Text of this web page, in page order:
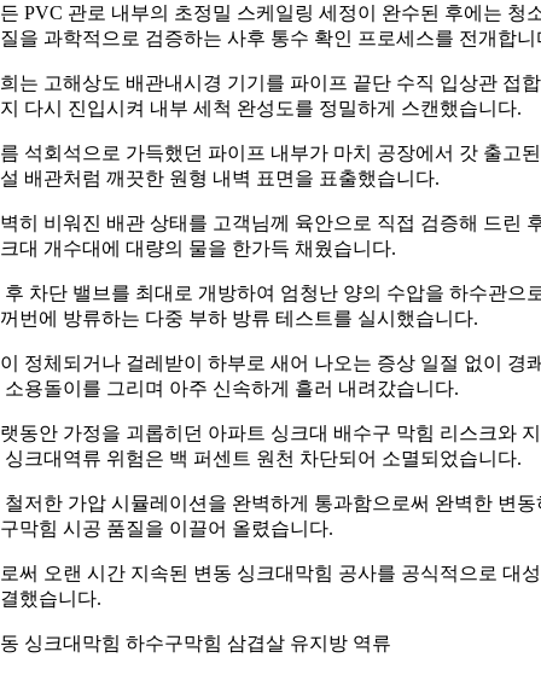
PVC 관로 내부의 초정밀 스케일링 세정이 완수된 후에는 청
을 과학적으로 검증하는 사후 통수 확인 프로세스를 전개합니
는 고해상도 배관내시경 기기를 파이프 끝단 수직 입상관 접
다시 진입시켜 내부 세척 완성도를 정밀하게 스캔했습니다.
석회석으로 가득했던 파이프 내부가 마치 공장에서 갓 출고된
배관처럼 깨끗한 원형 내벽 표면을 표출했습니다.
히 비워진 배관 상태를 고객님께 육안으로 직접 검증해 드린
대 개수대에 대량의 물을 한가득 채웠습니다.
후 차단 밸브를 최대로 개방하여 엄청난 양의 수압을 하수관으
번에 방류하는 다중 부하 방류 테스트를 실시했습니다.
정체되거나 걸레받이 하부로 새어 나오는 증상 일절 없이 경
소용돌이를 그리며 아주 신속하게 흘러 내려갔습니다.
동안 가정을 괴롭히던 아파트 싱크대 배수구 막힘 리스크와
싱크대역류 위험은 백 퍼센트 원천 차단되어 소멸되었습니다.
철저한 가압 시뮬레이션을 완벽하게 통과함으로써 완벽한 변동
막힘 시공 품질을 이끌어 올렸습니다.
써 오랜 시간 지속된 변동 싱크대막힘 공사를 공식적으로 대
했습니다.
싱크대막힘 하수구막힘 삼겹살 유지방 역류